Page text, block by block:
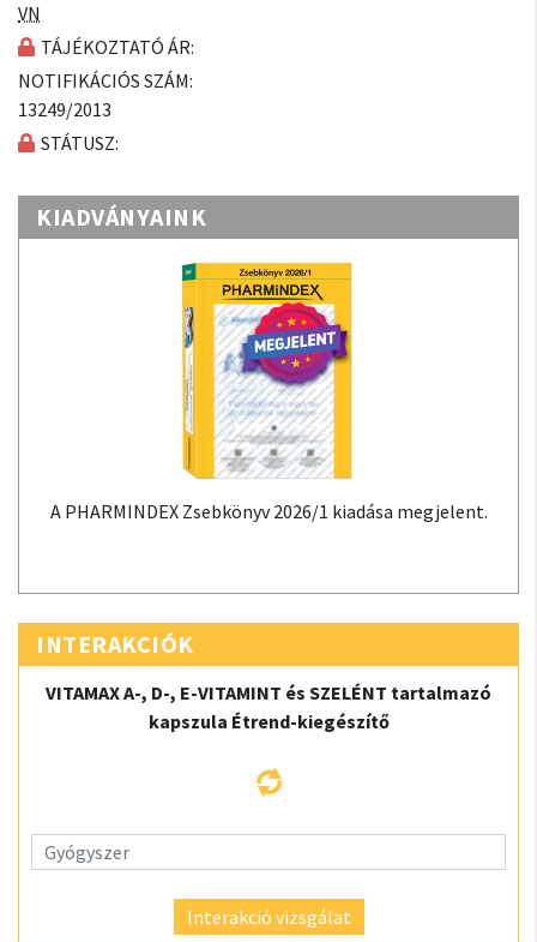
VN
TÁJÉKOZTATÓ ÁR:
NOTIFIKÁCIÓS SZÁM:
13249/2013
STÁTUSZ:
KIADVÁNYAINK
A PHARMINDEX Zsebkönyv 2026/1 kiadása megjelent.
INTERAKCIÓK
VITAMAX A-, D-, E-VITAMINT és SZELÉNT tartalmazó
kapszula Étrend-kiegészítő
Interakció vizsgálat